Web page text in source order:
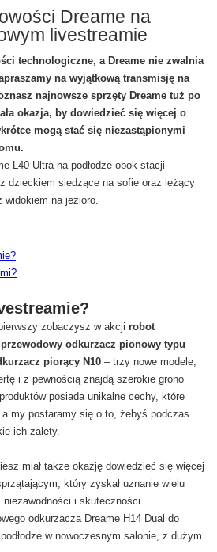
Dreame na
livestreamie
technologiczne, a Dreame nie zwalnia
na wyjątkową transmisję na
najnowsze sprzęty Dreame tuż po
okazja, by dowiedzieć się więcej o
mogą stać się niezastąpionymi
zobaczysz w akcji robot
odkurzacz pionowy typu
piorący N10 – trzy nowe modele,
i z pewnością znajdą szerokie grono
posiada unikalne cechy, które
my postaramy się o to, żebyś podczas
ich zalety.
miał także okazję dowiedzieć się więcej
który zyskał uznanie wielu
i skuteczności.